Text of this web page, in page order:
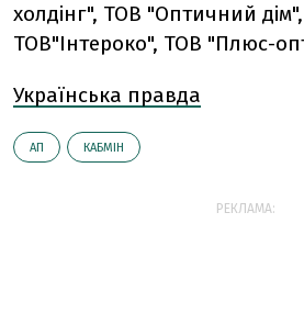
холдінг", ТОВ "Оптичний
ТОВ"Інтероко", ТОВ "Плюс-
Українська правда
АП КАБМІН
РЕКЛАМА: